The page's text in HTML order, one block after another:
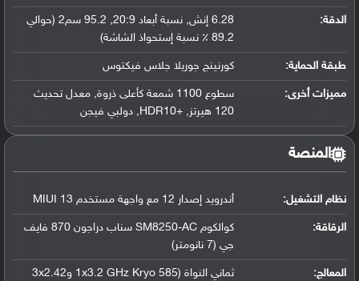
الدقة:
6.28 إنش, نسبة أبعاد 20:9, 95.2 سم2 (حوالي
89.2 ٪ نسبة إستحواذ الشاشة)
طبقة الحماية: كورنينج جوريلا جلاس فيكتوس
مميزات أخرى:
سطوع 1100 شمعة كأعلى ذروة, معدل تحديث
120 هيرتز, +HDR10, دولبي فيجن
المنصة
نظام التشغيل: أندرويد إصدار 12 مع واجهة مستخدم MIUI 13
الرقاقة:
كوالكوم SM8250-AC سناب دراجون 870 فايف
جي (7 نانومتر)
المعالج:
ثماني النواة (1x3.2 GHz Kryo 585 و3x2.42